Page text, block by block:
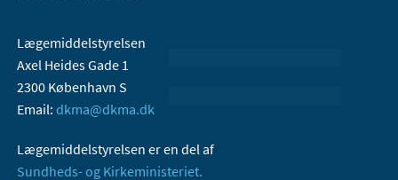
Lægemiddelstyrelsen
Axel Heides Gade 1
2300 København S
Email: dkma@dkma.dk
Lægemiddelstyrelsen er en del af
Sundheds- og Kirkeministeriet.